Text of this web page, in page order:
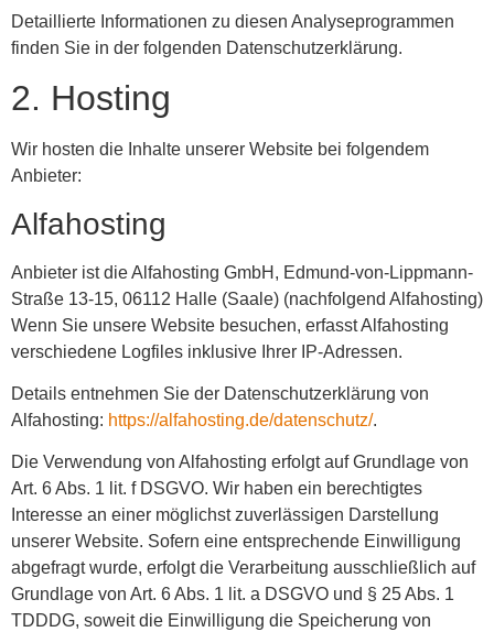
Detaillierte Informationen zu diesen Analyseprogrammen
finden Sie in der folgenden Datenschutzerklärung.
2. Hosting
Wir hosten die Inhalte unserer Website bei folgendem
Anbieter:
Alfahosting
Anbieter ist die Alfahosting GmbH, Edmund-von-Lippmann-
Straße 13-15, 06112 Halle (Saale) (nachfolgend Alfahosting)
Wenn Sie unsere Website besuchen, erfasst Alfahosting
verschiedene Logfiles inklusive Ihrer IP-Adressen.
Details entnehmen Sie der Datenschutzerklärung von
Alfahosting: https://alfahosting.de/datenschutz/.
Die Verwendung von Alfahosting erfolgt auf Grundlage von
Art. 6 Abs. 1 lit. f DSGVO. Wir haben ein berechtigtes
Interesse an einer möglichst zuverlässigen Darstellung
unserer Website. Sofern eine entsprechende Einwilligung
abgefragt wurde, erfolgt die Verarbeitung ausschließlich auf
Grundlage von Art. 6 Abs. 1 lit. a DSGVO und § 25 Abs. 1
TDDDG, soweit die Einwilligung die Speicherung von